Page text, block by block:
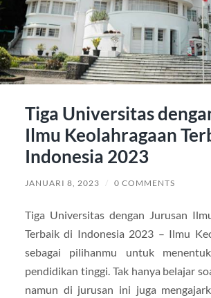
Tiga Universitas
Ilmu Keolahragaan
Indonesia 2023
JANUARI 8, 2023 / 0 COMMENTS
Tiga Universitas dengan Jurusan
Terbaik di Indonesia 2023 – Ilmu
sebagai pilihanmu untuk
pendidikan tinggi. Tak hanya belajar
namun di jurusan ini juga